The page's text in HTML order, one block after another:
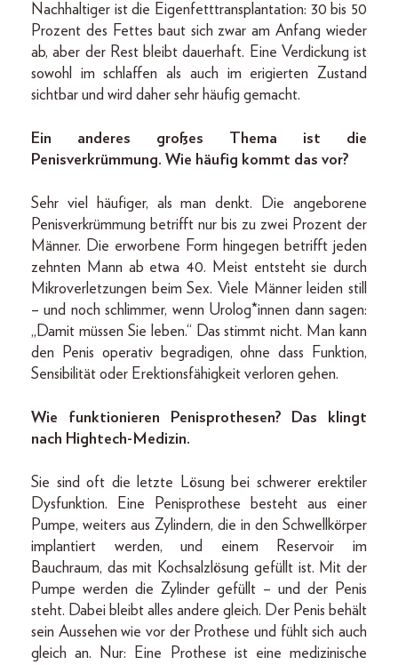
Nachhaltiger ist die Eigenfetttransplantation: 30 bis 50
Prozent des Fettes baut sich zwar am Anfang wieder
ab, aber der Rest bleibt dauerhaft. Eine Verdickung ist
sowohl im schlaffen als auch im erigierten Zustand
sichtbar und wird daher sehr häufig gemacht.
Ein anderes großes Thema ist die
Penisverkrümmung. Wie häufig kommt das vor?
Sehr viel häufiger, als man denkt. Die angeborene
Penisverkrümmung betrifft nur bis zu zwei Prozent der
Männer. Die erworbene Form hingegen betrifft jeden
zehnten Mann ab etwa 40. Meist entsteht sie durch
Mikroverletzungen beim Sex. Viele Männer leiden still
– und noch schlimmer, wenn Urolog*innen dann sagen:
„Damit müssen Sie leben.“ Das stimmt nicht. Man kann
den Penis operativ begradigen, ohne dass Funktion,
Sensibilität oder Erektionsfähigkeit verloren gehen.
Wie funktionieren Penisprothesen? Das klingt
nach Hightech-Medizin.
Sie sind oft die letzte Lösung bei schwerer erek­tiler
Dysfunktion. Eine Penisprothese besteht aus einer
Pumpe, weiters aus Zylindern, die in den Schwellkörper
implantiert werden, und einem Reservoir im
Bauchraum, das mit Kochsalzlösung gefüllt ist. Mit der
Pumpe werden die Zylinder gefüllt – und der Penis
steht. Dabei bleibt alles andere gleich. Der Penis behält
sein Aussehen wie vor der Prothese und fühlt sich auch
gleich an. Nur: Eine Prothese ist eine medizinische